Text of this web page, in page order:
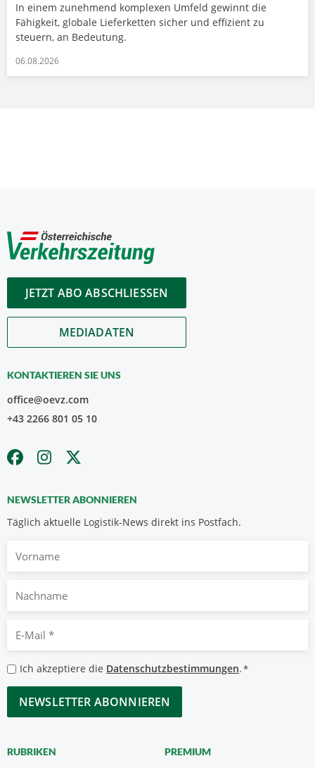
In einem zunehmend komplexen Umfeld gewinnt die
Fähigkeit, globale Lieferketten sicher und effizient zu
steuern, an Bedeutung.
06.08.2026
JETZT ABO ABSCHLIESSEN
MEDIADATEN
KONTAKTIEREN SIE UNS
office@oevz.com
+43 2266 801 05 10
NEWSLETTER ABONNIEREN
Täglich aktuelle Logistik-News direkt ins Postfach.
Nachname
Mail
*
Datenschutzbestimmungen
*
Ich akzeptiere die Datenschutzbestimmungen.*
CAPTCHA
RUBRIKEN PREMIUM